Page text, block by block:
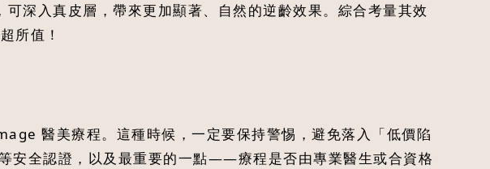
深入真皮層，帶來更加顯著、自然的逆齡效果。綜合考量其效
所值！
醫美療程。這種時候，一定要保持警惕，避免落入「低價陷
安全認證，以及最重要的一點——療程是否由專業醫生或合資格